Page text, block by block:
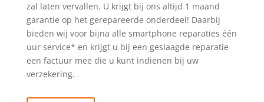
zal laten vervallen. U krijgt bij ons altijd 1 maand
garantie op het gerepareerde onderdeel! Daarbij
bieden wij voor bijna alle smartphone reparaties één
uur service* en krijgt u bij een geslaagde reparatie
een factuur mee die u kunt indienen bij uw
verzekering.